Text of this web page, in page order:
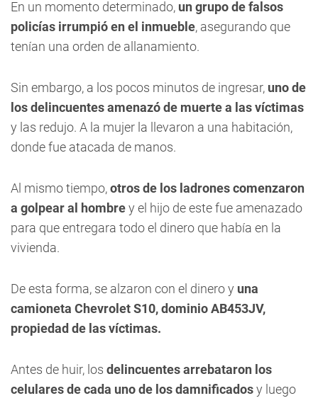
En un momento determinado, un grupo de falsos
policías irrumpió en el inmueble, asegurando que
tenían una orden de allanamiento.
Sin embargo, a los pocos minutos de ingresar, uno de
los delincuentes amenazó de muerte a las víctimas
y las redujo. A la mujer la llevaron a una habitación,
donde fue atacada de manos.
Al mismo tiempo,otros de los ladrones comenzaron
a golpear al hombrey el hijo de este fue amenazado
para que entregara todo el dinero que había en la
vivienda.
De esta forma, se alzaron con el dinero y una
camioneta Chevrolet S10, dominio AB453JV,
propiedad de las víctimas.
Antes de huir, los delincuentes arrebataron los
celulares de cada uno de los damnificadosy luego